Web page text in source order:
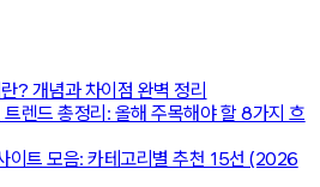
? 개념과 차이점 완벽 정리
렌드 총정리: 올해 주목해야 할 8가지 흐
이트 모음: 카테고리별 추천 15선 (2026